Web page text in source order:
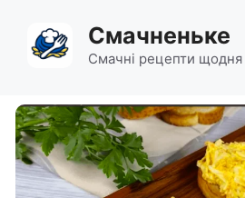
вмісту
Смачненьке
Смачні рецепти щодня